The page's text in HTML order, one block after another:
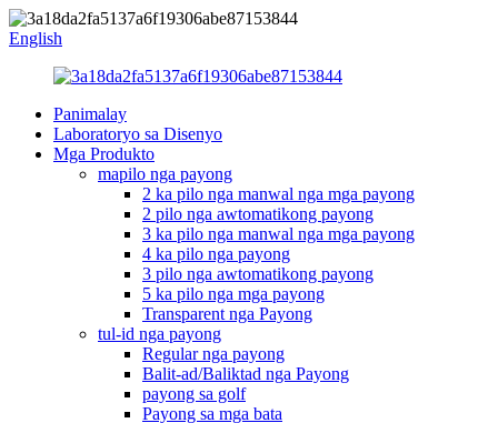
English
Panimalay
Laboratoryo sa Disenyo
Mga Produkto
mapilo nga payong
2 ka pilo nga manwal nga mga payong
2 pilo nga awtomatikong payong
3 ka pilo nga manwal nga mga payong
4 ka pilo nga payong
3 pilo nga awtomatikong payong
5 ka pilo nga mga payong
Transparent nga Payong
tul-id nga payong
Regular nga payong
Balit-ad/Baliktad nga Payong
payong sa golf
Payong sa mga bata